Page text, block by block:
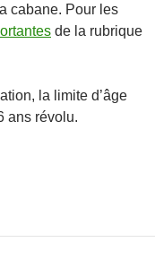
cabane. Pour les
de la rubrique
la limite d’âge
ans révolu.